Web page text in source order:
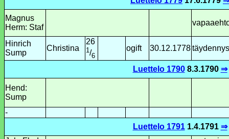
Magnus
Herm: Staf
Hinrich
Sump
Christina
26
1/6
ogift 30.12.1778
Luettelo 17908.3.1790 ⇒
Hend:
Sump
-
Luettelo 17911.4.1791 ⇒